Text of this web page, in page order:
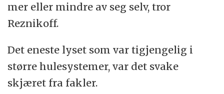
mer eller mindre av seg selv, tror
Reznikoff.
Det eneste lyset som var tigjengelig i
større hulesystemer, var det svake
skjæret fra fakler.